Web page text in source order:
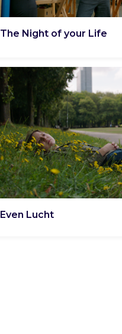
The Night of your Life
Even Lucht